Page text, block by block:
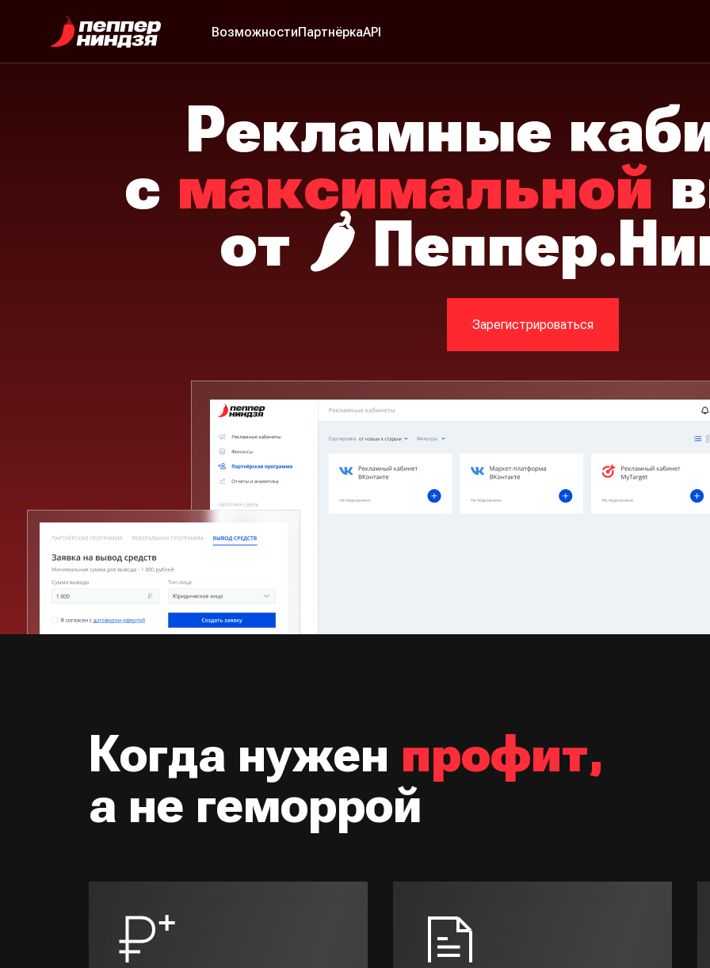
ВозможностиПартнёркаAPI
Рекламные
с максимальной
от 🌶️
Зарегистрироваться
Когда нужен профит,
а не геморрой